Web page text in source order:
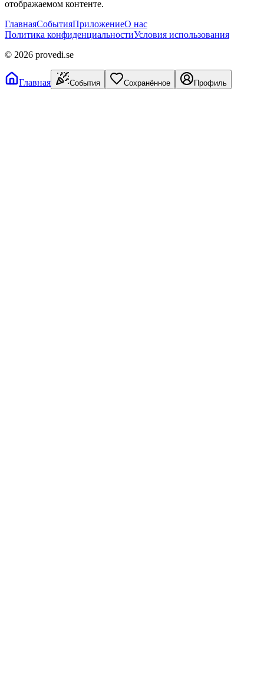
отображаемом контенте.
ГлавнаяСобытияПриложениеО нас
Политика конфиденциальностиУсловия использования
© 2026 provedi.se
Главная События Сохранённое Профиль